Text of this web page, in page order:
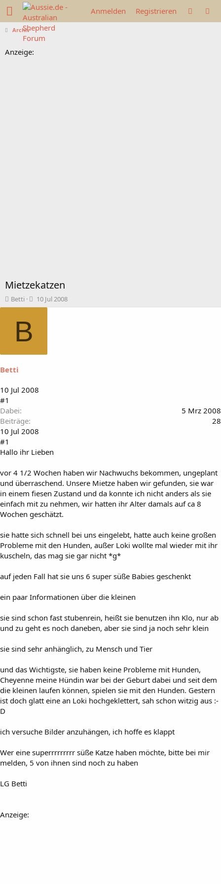
Anmelden Registrieren
Archiv
Anzeige:
Mietzekatzen
T
h
a
t
e
Betti
B
e
m
10 Jul 2008
B
Betti
10 Jul 2008
#1
Dabei
5 Mrz 2008
Beiträge
28
10 Jul 2008
#1
Hallo ihr Lieben
vor 4 1/2 Wochen haben wir Nachwuchs bekommen, ungeplant
und überraschend. Unsere Mietze haben wir gefunden, sie war
in einem fiesen Zustand und da konnte ich nicht anders als sie
einfach mit zu nehmen, wir hatten ihr Alter damals auf ca 8
Wochen geschätzt.
sie hatte sich schnell bei uns eingelebt, hatte auch keine großen
Probleme mit den Hunden, außer Loki wollte mal wieder mit ihr
kuscheln, das mag sie gar nicht *g*
auf jeden Fall hat sie uns 6 super süße Babies geschenkt
ein paar Informationen über die kleinen
sie sind schon fast stubenrein, heißt sie benutzen ihn Klo, nur ab
und zu geht es noch daneben, aber sie sind ja noch sehr klein
sie sind sehr anhänglich, zu Mensch und Tier
und das Wichtigste, sie haben keine Probleme mit Hunden,
Cheyenne meine Hündin war bei der Geburt dabei und seit dem
die kleinen laufen können, spielen sie mit den Hunden. Gestern
ist doch glatt eine an Loki hochgeklettert, sah schon witzig aus :-
D
ich versuche Bilder anzuhängen, ich hoffe es klappt
Wer eine superrrrrrrrr süße Katze haben möchte, bitte bei mir
melden, 5 von ihnen sind noch zu haben
LG Betti
Anzeige: